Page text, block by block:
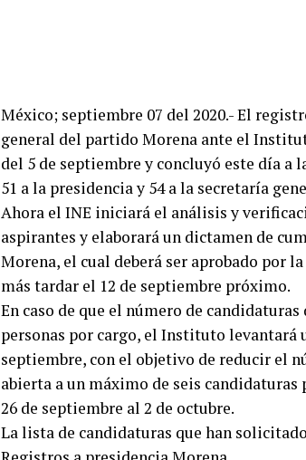
México; septiembre 07 del 2020.- El
general del partido Morena ante el
del 5 de septiembre y concluyó este día a
51 a la presidencia y 54 a la secretaría
Ahora el INE iniciará el análisis y
aspirantes y elaborará un dictamen de
Morena, el cual deberá ser aprobado por
más tardar el 12 de septiembre próximo.
En caso de que el número de
personas por cargo, el Instituto levantará
septiembre, con el objetivo de reducir el
abierta a un máximo de seis candidaturas
26 de septiembre al 2 de octubre.
La lista de candidaturas que han